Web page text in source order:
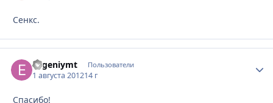
Сенкс.
evgeniymt Пользователи
1 августа 201214 г
Спасибо!